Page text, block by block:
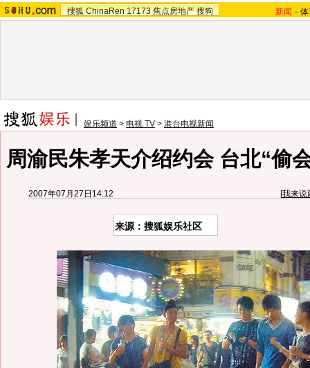
搜狐 ChinaRen 17173 焦点房地产 搜狗 新闻 -
娱乐频道 > 电视 TV > 港台电视新闻
周渝民朱孝天介绍约会 台北“偷
2007年07月27日14:12 [我来说
来源：搜狐娱乐社区